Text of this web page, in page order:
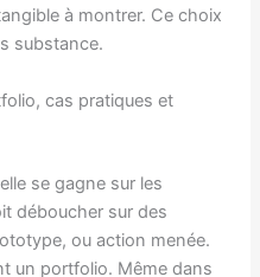
à montrer. Ce choix
substance.
cas pratiques et
se gagne sur les
déboucher sur des
ou action menée.
un portfolio. Même dans